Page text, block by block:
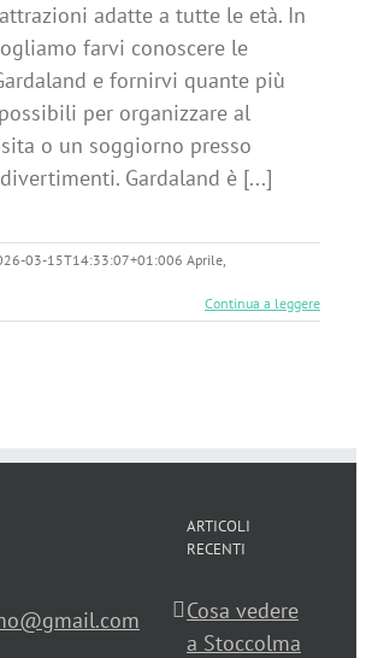
adatte a tutte le età. In
farvi conoscere le
e fornirvi quante più
per organizzare al
o un soggiorno presso
Gardaland è [...]
03-15T14:33:07+01:006 Aprile,
Continua a leggere
ARTICOLI
RECENTI
Cosa vedere
a Stoccolma